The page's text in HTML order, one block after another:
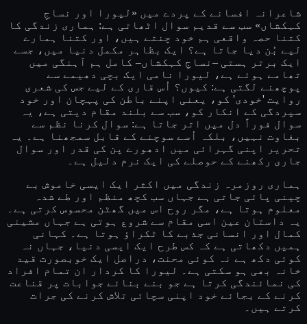
شاعرانہ افسانے کے پردے میں «لیورا اور نساجِ
کہکشاں» سب سے قدیم سوال اٹھاتی ہے: ہماری زندگی کا
کتنا حصہ واقعی ہم خود چنتے ہیں، اور کتنا ہمارے
لیے بُن دیا جاتا ہے؟ ایک بظاہر مکمل دنیا میں، جسے
ایک برتر ہستی –نساجِ کہکشاں– کامل ہم آہنگی میں
تھامے ہوئے ہے، لیورا نامی ایک بچی دھیمے سے
پوچھنے لگتی ہے: کیوں؟ اُس قاری کے لیے جس کی شعری
روایت 'خودی' کو، یعنی اپنے باطن کی پہچان اور خود
سپردگی کے انکار کو، سب سے بلند مقام دیتی ہے، یہ
سوال فوراً دل میں اتر جاتا ہے: سوال کرنا نظم سے
بغاوت نہیں، بلکہ اُسے سوچنے کے قابل سمجھنا ہے۔ یہ
تحریر اپنی گہرائی میں ادھورے پن کی قدر اور سوال
جاری رکھنے کے حوصلے کی ایک نرم دلیل ہے۔
ہماری روزمرہ زندگی میں اکثر ایک ایسی خاموش بے
چینی پائی جاتی ہے جہاں سب کچھ منظم اور طے شدہ
معلوم ہوتا ہے، مگر روح اس میں گھٹن محسوس کرتی ہے۔
یہ داستان عین اسی مقام سے شروع ہوتی ہے جہاں مشینی
کمال اور انسانی جذبے کا ٹکراؤ ہوتا ہے۔ کہانی
ہمیں دکھاتی ہے کہ کس طرح ایک ایسی دنیا، جہاں نہ
کوئی دکھ ہے نہ کوئی محنت، دراصل ایک خوبصورت قید
خانہ بھی ہو سکتی ہے۔ لیورا کا کردار ان تمام افراد
کی نمائندگی کرتا ہے جو بنے بنائے جوابات پر قناعت
کرنے کے بجائے خود اپنی سچائی تلاش کرنے کی جرات
کرتے ہیں۔